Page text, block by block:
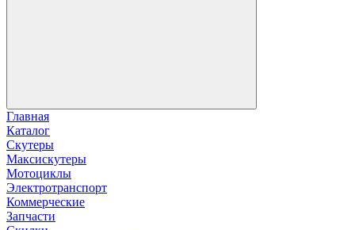
Главная
Каталог
Скутеры
Максискутеры
Мотоциклы
Электротранспорт
Коммерческие
Запчасти